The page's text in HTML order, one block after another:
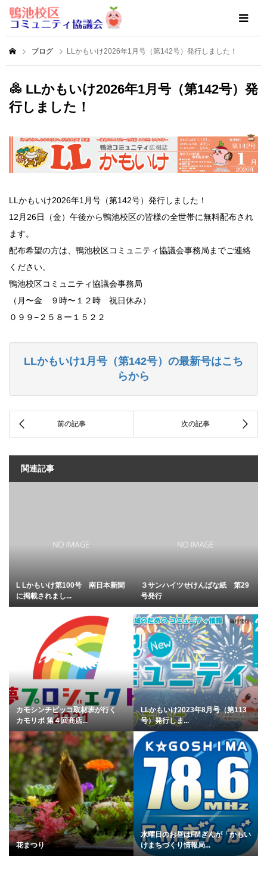
ブログ LLかもいけ2026年1月号（第142号）発行しました！
LLかもいけ2026年1月号（第142号）発
行しました！
LLかもいけ2026年1月号（第142号）発行しました！
12月26日（金）午後から鴨池校区の皆様の全世帯に無料配布され
ます。
配布希望の方は、鴨池校区コミュニティ協議会事務局までご連絡
ください。
鴨池校区コミュニティ協議会事務局
（月〜金 ９時〜１２時 祝日休み）
０９９−２５８ー１５２２
LLかもいけ1月号（第142号）の最新号はこち
らから
関連記事
L Lかもいけ第100号 南日本新聞
に掲載されまし...
３サンハイツせけんばな紙 第29
号発行
カモシンチビッコ取材班が行く
カモリポ 第４回商店...
LLかもいけ2023年8月号（第113
号）発行しま...
花まつり
水曜日のお昼はFMぎんが「かもい
けまちづくり情報局...